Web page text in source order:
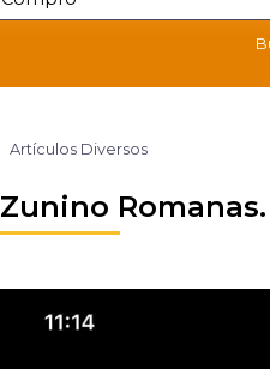
Artículos Diversos
Zunino Romanas.